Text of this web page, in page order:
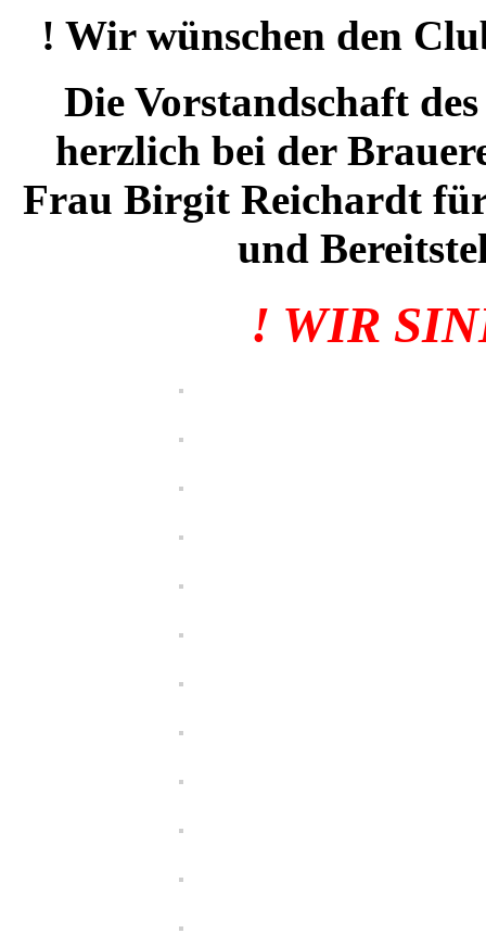
! Wir wünschen den
Die Vorstandschaft
herzlich bei der
Frau Birgit Reichardt
und
! WIR